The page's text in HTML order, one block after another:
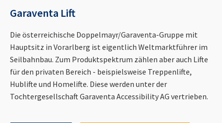
Garaventa Lift
Die österreichische Doppelmayr/Garaventa-Gruppe mit
Hauptsitz in Vorarlberg ist eigentlich Weltmarktführer im
Seilbahnbau. Zum Produktspektrum zählen aber auch Lifte
für den privaten Bereich - beispielsweise Treppenlifte,
Hublifte und Homelifte. Diese werden unter der
Tochtergesellschaft Garaventa Accessibility AG vertrieben.